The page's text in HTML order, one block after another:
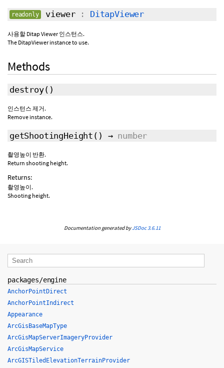
readonly viewer: DitapViewer
사용할 Ditap Viewer 인스턴스.
The DitapViewer instance to use.
Methods
destroy()
인스턴스 제거.
Remove instance.
getShootingHeight () → number
촬영높이 반환.
Return shooting height.
Returns:
촬영높이.
Shooting height.
Documentation generated byJSDoc 3.6.11
packages/engine
AnchorPointDirect
AnchorPointIndirect
Appearance
ArcGisBaseMapType
ArcGisMapServerImageryProvider
ArcGisMapService
ArcGISTiledElevationTerrainProvider